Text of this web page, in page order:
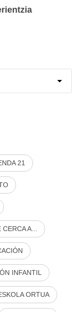
21
A...
INFANTIL
ORTUA